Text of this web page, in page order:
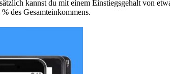
kannst du mit einem Einstiegsgehalt von
des Gesamteinkommens.